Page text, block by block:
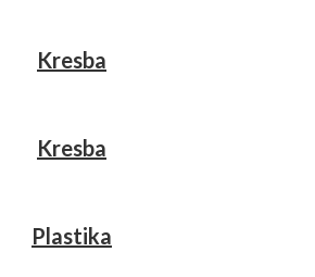
Kresba
Kresba
Plastika